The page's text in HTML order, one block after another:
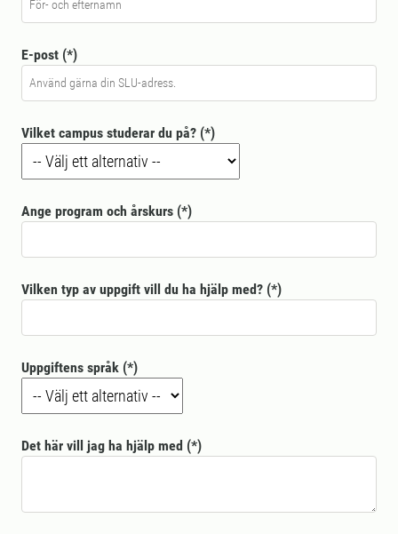
E-post
Vilket campus studerar du på?
Ange program och årskurs
Vilken typ av uppgift vill du ha hjälp med?
Uppgiftens språk
Det här vill jag ha hjälp med